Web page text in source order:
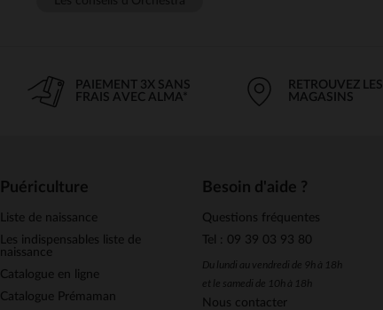
PAIEMENT 3X SANS
FRAIS AVEC ALMA*
RETROUVEZ LES
MAGASINS
Puériculture
Liste de naissance
Les indispensables liste de
naissance
Catalogue en ligne
Catalogue Prémaman
Besoin d'aide ?
Questions fréquentes
Tel : 09 39 03 93 80
Du lundi au vendredi de 9h à 18h
et le samedi de 10h à 18h
Nous contacter